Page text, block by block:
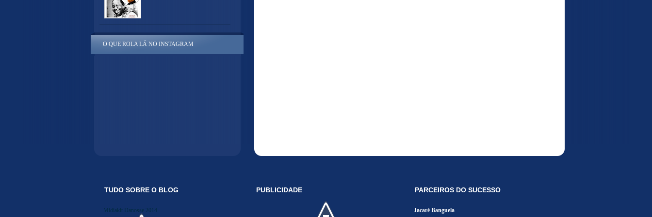
O QUE ROLA LÁ NO INSTAGRAM
TUDO SOBRE O BLOG
Midiakit Danosse 2014
PUBLICIDADE PARCEIROS DO SUCESSO
Jacaré Banguela